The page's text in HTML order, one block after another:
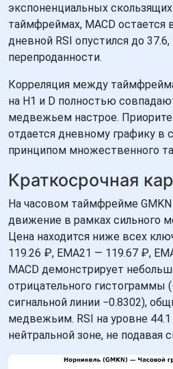
экспоненциальных
таймфреймах, MACD остается
дневной RSI опустился до
перепроданности.
Корреляция между
на H1 и D полностью
медвежьем настрое.
отдается дневному графику в
принципом множественного
Краткосрочная
На часовом таймфрейме
движение в рамках сильного
Цена находится ниже всех
119.26 ₽, EMA21 — 119.67 ₽,
MACD демонстрирует
отрицательного гистограммы
сигнальной линии −0.8302),
медвежьим. RSI на уровне 44.1
нейтральной зоне, не подавая